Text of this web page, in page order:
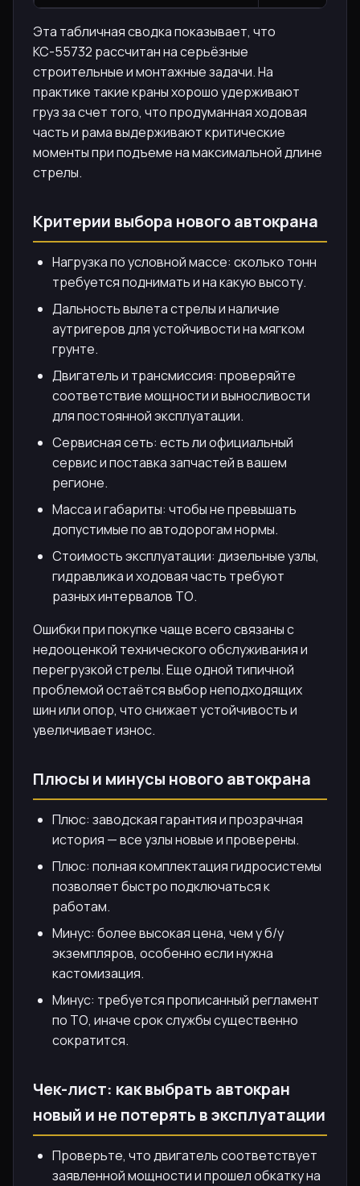
Эта табличная сводка показывает, что
КС-55732 рассчитан на серьёзные
строительные и монтажные задачи. На
практике такие краны хорошо удерживают
груз за счет того, что продуманная ходовая
часть и рама выдерживают критические
моменты при подъеме на максимальной длине
стрелы.
Критерии выбора нового автокрана
Нагрузка по условной массе: сколько тонн
требуется поднимать и на какую высоту.
Дальность вылета стрелы и наличие
аутригеров для устойчивости на мягком
грунте.
Двигатель и трансмиссия: проверяйте
соответствие мощности и выносливости
для постоянной эксплуатации.
Сервисная сеть: есть ли официальный
сервис и поставка запчастей в вашем
регионе.
Масса и габариты: чтобы не превышать
допустимые по автодорогам нормы.
Стоимость эксплуатации: дизельные узлы,
гидравлика и ходовая часть требуют
разных интервалов ТО.
Ошибки при покупке чаще всего связаны с
недооценкой технического обслуживания и
перегрузкой стрелы. Еще одной типичной
проблемой остаётся выбор неподходящих
шин или опор, что снижает устойчивость и
увеличивает износ.
Плюсы и минусы нового автокрана
Плюс: заводская гарантия и прозрачная
история — все узлы новые и проверены.
Плюс: полная комплектация гидросистемы
позволяет быстро подключаться к
работам.
Минус: более высокая цена, чем у б/у
экземпляров, особенно если нужна
кастомизация.
Минус: требуется прописанный регламент
по ТО, иначе срок службы существенно
сократится.
Чек-лист: как выбрать автокран
новый и не потерять в эксплуатации
Проверьте, что двигатель соответствует
заявленной мощности и прошел обкатку на